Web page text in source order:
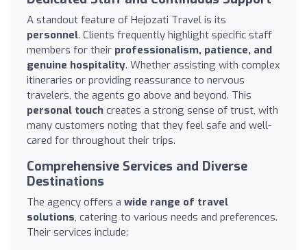
A standout feature of Hejozati Travel is its
personnel. Clients frequently highlight specific staff
members for their professionalism, patience, and
genuine hospitality. Whether assisting with complex
itineraries or providing reassurance to nervous
travelers, the agents go above and beyond. This
personal touch creates a strong sense of trust, with
many customers noting that they feel safe and well-
cared for throughout their trips.
Comprehensive Services and Diverse
Destinations
The agency offers a wide range of travel
solutions, catering to various needs and preferences.
Their services include: